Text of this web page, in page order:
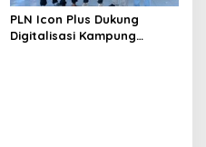
PLN Icon Plus Dukung
Digitalisasi Kampung